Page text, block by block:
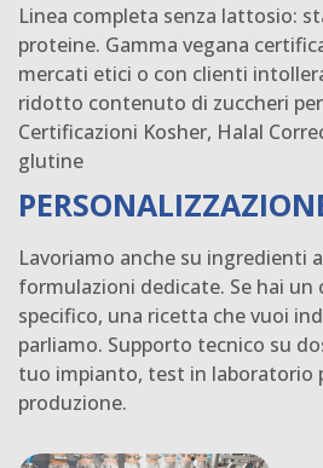
Linea completa senza lattosio:
proteine. Gamma vegana
mercati etici o con clienti
ridotto contenuto di zuccheri
Certificazioni Kosher, Halal
glutine
Lavoriamo anche su ingredienti
formulazioni dedicate. Se hai un
specifico, una ricetta che vuoi
parliamo. Supporto tecnico su
tuo impianto, test in laboratorio
produzione.